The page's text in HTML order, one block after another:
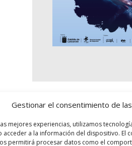
Gestionar el consentimiento de
mejores experiencias, utilizamos
acceder a la información del dispositivo. El
permitirá procesar datos como el
logo SID